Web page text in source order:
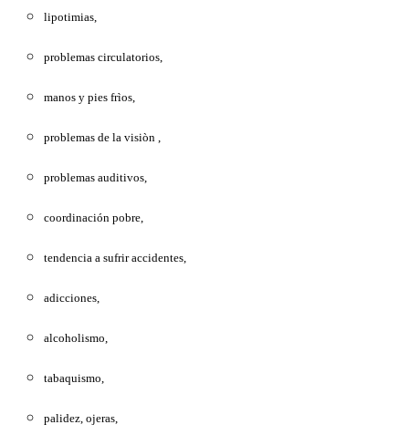
lipotimias,
problemas circulatorios,
manos y pies frìos,
problemas de la visiòn ,
problemas auditivos,
coordinación pobre,
tendencia a sufrir accidentes,
adicciones,
alcoholismo,
tabaquismo,
palidez, ojeras,